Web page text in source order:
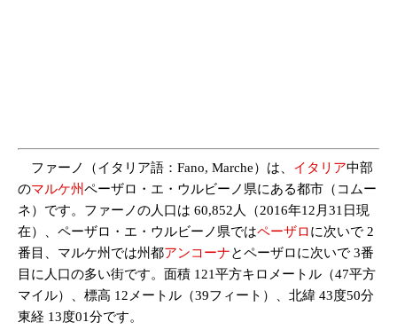
ファーノ（イタリア語：Fano, Marche）は、 イタリア中部
のマルケ州ペーザロ・エ・ウルビーノ県にある都市（コムー
ネ）です。ファーノの人口は 60,852人（2016年12月31日現
在）、ペーザロ・エ・ウルビーノ県ではペーザロに次いで 2
番目、マルケ州では州都アンコーナとペーザロに次いで 3番
目に人口の多い街です。面積 121平方キロメートル（47平方
マイル）、標高 12メートル（39フィート）、北緯 43度50分
東経 13度01分です。